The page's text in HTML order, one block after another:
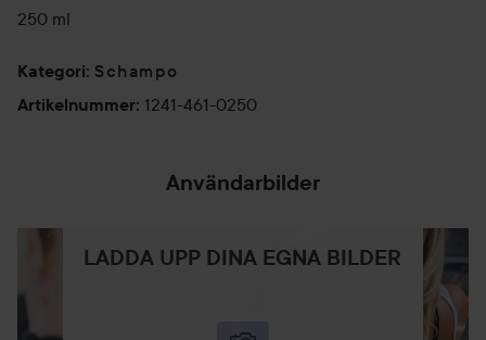
250 ml
Kategori: Schampo
Artikelnummer: 1241-461-0250
Användarbilder
LADDA UPP DINA EGNA BILDER